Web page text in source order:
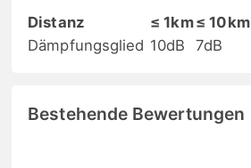
Distanz
≤ 1km≤ 10km
Dämpfungsglied 10dB 7dB
Bestehende Bewertungen